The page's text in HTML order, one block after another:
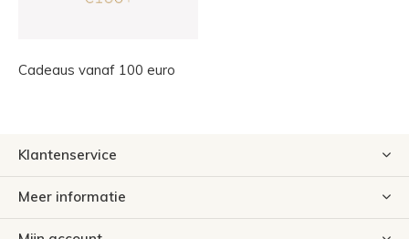
Cadeaus vanaf 100 euro
Klantenservice
Meer informatie